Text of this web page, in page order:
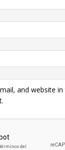
and website